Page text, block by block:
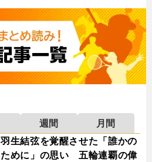
週間
月間
羽生結弦を覚醒させた「誰かの
ために」の思い 五輪連覇の偉